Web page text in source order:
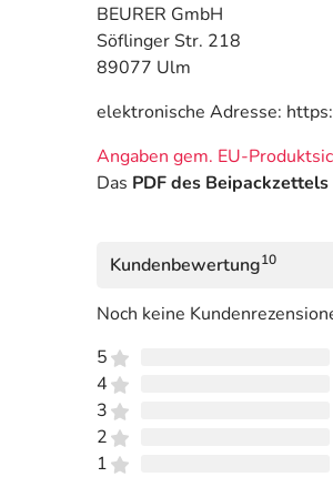
BEURER GmbH
Söflinger Str. 218
89077 Ulm
elektronische Adresse:
Angaben gem. EU-
Das PDF des Beipackzettels
Kundenbewertung10
Noch keine
5
4
3
2
1